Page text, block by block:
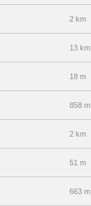
2 km
13 km
18 m
858 m
2 km
51 m
663 m